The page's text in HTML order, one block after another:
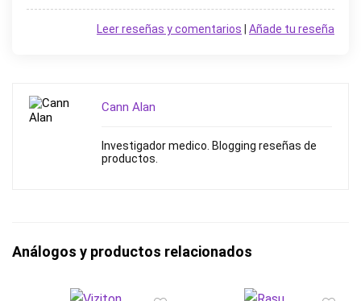
Añade tu reseña
Leer reseñas y comentarios
Cann Alan
Investigador medico. Blogging reseñas de
productos.
Análogos y productos relacionados